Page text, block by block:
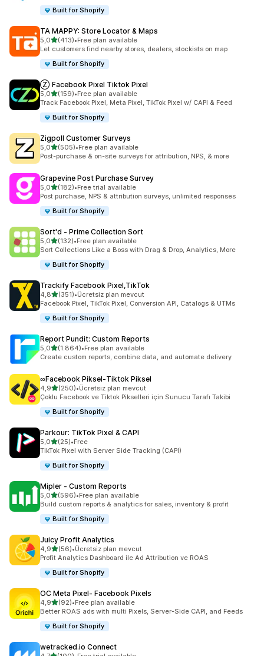
Built for Shopify
TA MAPPY: Store Locator & Maps
5,05 yıldız üzerinden
(413)
toplam 413 değerlendirme
•Free plan available
Let customers find nearby stores, dealers, stockists on map
Built for Shopify
Ⓩ Facebook Pixel Tiktok Pixel
5,05 yıldız üzerinden
(159)
toplam 159 değerlendirme
•Free plan available
Track Facebook Pixel, Meta Pixel, TikTok Pixel w/ CAPI & Feed
Built for Shopify
Zigpoll Customer Surveys
5,05 yıldız üzerinden
(505)
toplam 505 değerlendirme
•Free plan available
Post-purchase & on-site surveys for attribution, NPS, & more
Grapevine Post Purchase Survey
5,05 yıldız üzerinden
(182)
toplam 182 değerlendirme
•Free trial available
Post purchase, NPS & attribution surveys, unlimited responses
Built for Shopify
Sort'd ‑ Prime Collection Sort
5,05 yıldız üzerinden
(132)
toplam 132 değerlendirme
•Free plan available
Sort Collections Like a Boss with Drag & Drop, Analytics, More
Built for Shopify
Trackify Facebook Pixel,TikTok
4,85 yıldız üzerinden
(351)
toplam 351 değerlendirme
•Ücretsiz plan mevcut
Facebook Pixel, TikTok Pixel, Conversion API, Catalogs & UTMs
Built for Shopify
Report Pundit: Custom Reports
5,05 yıldız üzerinden
(1.864)
toplam 1864 değerlendirme
•Free plan available
Create custom reports, combine data, and automate delivery
∞Facebook Piksel‑Tiktok Piksel
4,95 yıldız üzerinden
(250)
toplam 250 değerlendirme
•Ücretsiz plan mevcut
Çoklu Facebook ve Tiktok Pikselleri için Sunucu Tarafı Takibi
Built for Shopify
Parkour: TikTok Pixel & CAPI
5,05 yıldız üzerinden
(25)
toplam 25 değerlendirme
•Free
TikTok Pixel with Server Side Tracking (CAPI)
Built for Shopify
Mipler ‑ Custom Reports
5,05 yıldız üzerinden
(596)
toplam 596 değerlendirme
•Free plan available
Build custom reports & analytics for sales, inventory & profit
Built for Shopify
Juicy Profit Analytics
4,95 yıldız üzerinden
(56)
toplam 56 değerlendirme
•Ücretsiz plan mevcut
Profit Analytics Dashboard ile Ad Attribution ve ROAS
Built for Shopify
OC Meta Pixel‑ Facebook Pixels
4,95 yıldız üzerinden
(92)
toplam 92 değerlendirme
•Free plan available
Better ROAS ads with multi Pixels, Server-Side CAPI, and Feeds
Built for Shopify
wetracked.io Connect